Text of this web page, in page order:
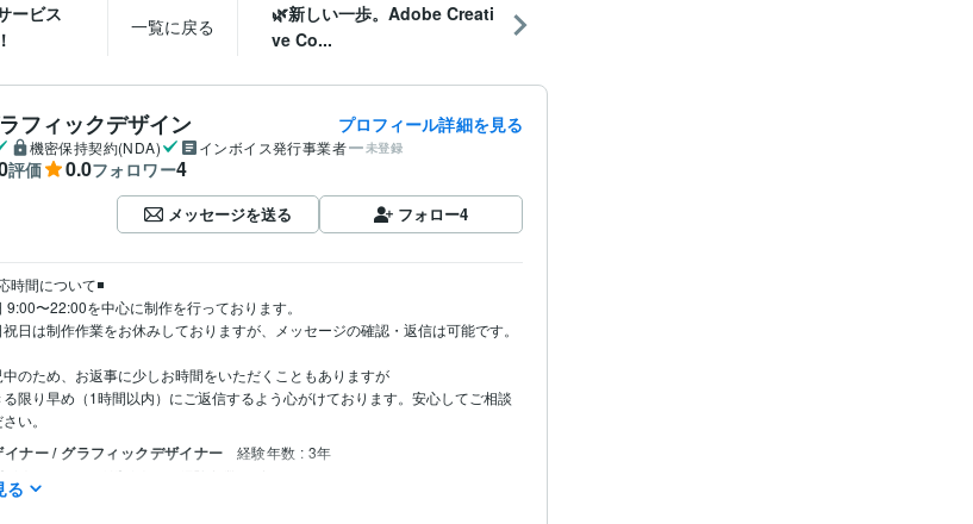
ービス
一覧に戻る
🌿新しい一歩。Adobe Creati
ve Co...
フィックデザイン プロフィール詳細を見る
機密保持契約(NDA) インボイス発行事業者 未登録
評価 0.0フォロワー4
メッセージを送る フォロー4
時間について◾️
9:00〜22:00を中心に制作を行っております。
祝日は制作作業をお休みしておりますが、メッセージの確認・返信は可能です。
中のため、お返事に少しお時間をいただくこともありますが
限り早め（1時間以内）にご返信するよう心がけております。安心してご相談
い。
イナー / グラフィックデザイナー 経験年数 : 3年
イナー / Webデザイナー
る